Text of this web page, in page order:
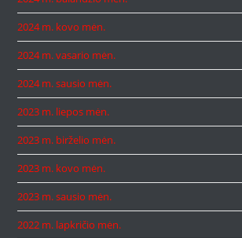
2024 m. kovo mėn.
2024 m. vasario mėn.
2024 m. sausio mėn.
2023 m. liepos mėn.
2023 m. birželio mėn.
2023 m. kovo mėn.
2023 m. sausio mėn.
2022 m. lapkričio mėn.